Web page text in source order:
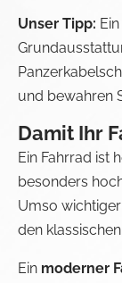
Unser Tipp:
und bewahren
Damit Ihr
Ein Fahrrad ist
besonders
Umso
den
Ein moderner